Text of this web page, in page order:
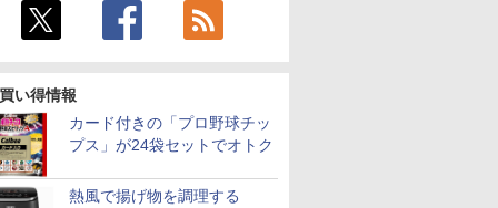
い得情報
カード付きの「プロ野球チッ
プス」が24袋セットでオトク
熱風で揚げ物を調理する